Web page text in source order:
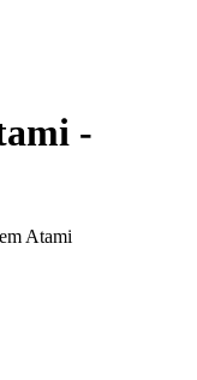
-
Atami